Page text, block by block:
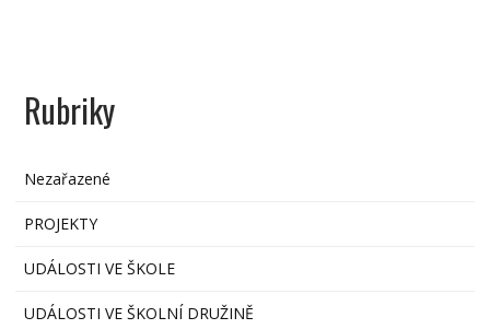
Rubriky
Nezařazené
PROJEKTY
UDÁLOSTI VE ŠKOLE
UDÁLOSTI VE ŠKOLNÍ DRUŽINĚ